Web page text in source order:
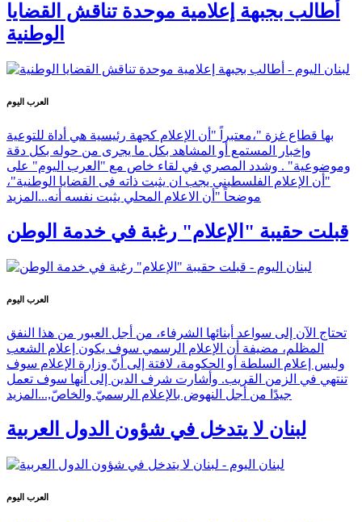
أطالب بجبهة إعلامية موحدة تناقش القضايا
الوطنية
العرب اليوم
بها قطاع غزة "،معتبراً "أن الإعلام كجهة رئيسية هي أداة للتوعية
وإخبار المستمع أو المشاهد بكل ما يجرى من حوله بكل دقة
وموضوعية" . وشدد المصري في لقاء خاص مع "العرب اليوم" على
"أن الإعلام الفلسطيني يجب ان يثبت ذاته فى القضايا الوطنية"،
موضحاً "أن الاعلام المحلي يثبت نفسه أنه... المزيد
قبلت حقيبة "الإعلام" رغبة في خدمة الوطن
العرب اليوم
تحتاج الآن إلى سواعد أبنائها الشرفاء، من أجل العبور من هذا النفق
المظلم، مضيفة أن الإعلام الرسمي سوف يكون إعلام الشعب
وليس إعلام السلطة أو الحكومة، لافتة إلى أنّ وزارة الإعلام سوف
تنتهي في الزمن القريب. وأشارت شرف الدين إلى أنها سوف تعمل
جيدًا من أجل النهوض بالإعلام الرسميّ والخاصّ,... المزيد
لبنان لا يتدخل في شؤون الدول العربية
العرب اليوم